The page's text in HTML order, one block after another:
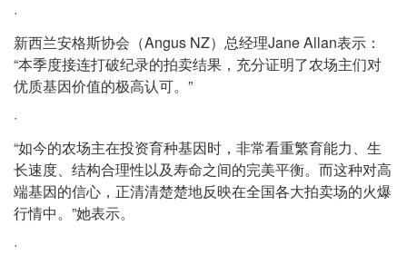
·
新西兰安格斯协会（Angus NZ）总经理Jane Allan表示：
“本季度接连打破纪录的拍卖结果，充分证明了农场主们对
优质基因价值的极高认可。”
·
“如今的农场主在投资育种基因时，非常看重繁育能力、生
长速度、结构合理性以及寿命之间的完美平衡。而这种对高
端基因的信心，正清清楚楚地反映在全国各大拍卖场的火爆
行情中。”她表示。
·